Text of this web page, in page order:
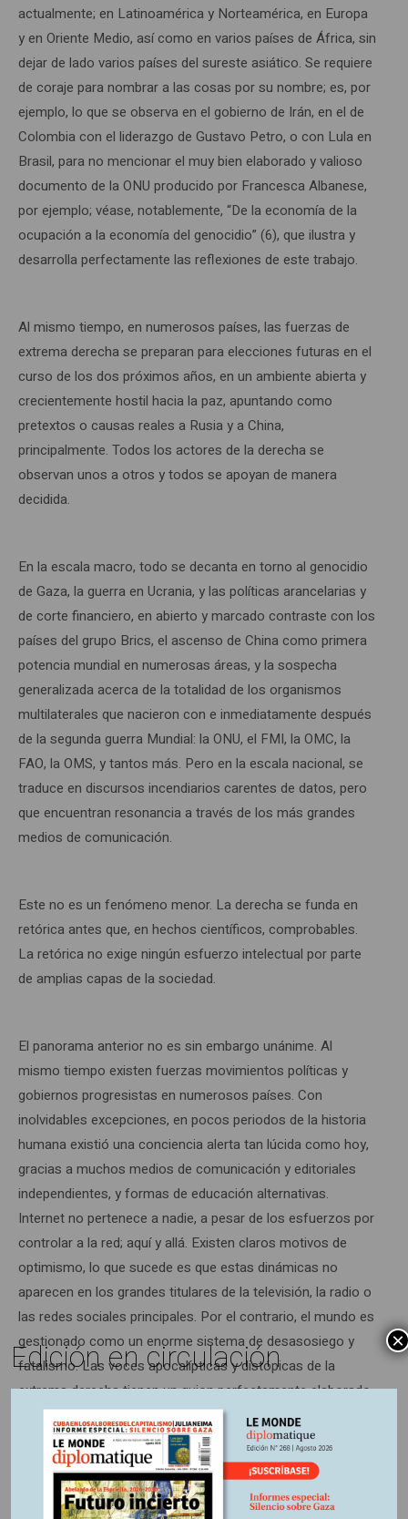
actualmente; en Latinoamérica y Norteamérica, en Europa
y en Oriente Medio, así como en varios países de África, sin
dejar de lado varios países del sureste asiático. Se requiere
de coraje para nombrar a las cosas por su nombre; es, por
ejemplo, lo que se observa en el gobierno de Irán, en el de
Colombia con el liderazgo de Gustavo Petro, o con Lula en
Brasil, para no mencionar el muy bien elaborado y valioso
documento de la ONU producido por Francesca Albanese,
por ejemplo; véase, notablemente, “De la economía de la
ocupación a la economía del genocidio” (6), que ilustra y
desarrolla perfectamente las reflexiones de este trabajo.
Al mismo tiempo, en numerosos países, las fuerzas de
extrema derecha se preparan para elecciones futuras en el
curso de los dos próximos años, en un ambiente abierta y
crecientemente hostil hacia la paz, apuntando como
pretextos o causas reales a Rusia y a China,
principalmente. Todos los actores de la derecha se
observan unos a otros y todos se apoyan de manera
decidida.
En la escala macro, todo se decanta en torno al genocidio
de Gaza, la guerra en Ucrania, y las políticas arancelarias y
de corte financiero, en abierto y marcado contraste con los
países del grupo Brics, el ascenso de China como primera
potencia mundial en numerosas áreas, y la sospecha
generalizada acerca de la totalidad de los organismos
multilaterales que nacieron con e inmediatamente después
de la segunda guerra Mundial: la ONU, el FMI, la OMC, la
FAO, la OMS, y tantos más. Pero en la escala nacional, se
traduce en discursos incendiarios carentes de datos, pero
que encuentran resonancia a través de los más grandes
medios de comunicación.
Este no es un fenómeno menor. La derecha se funda en
retórica antes que, en hechos científicos, comprobables.
La retórica no exige ningún esfuerzo intelectual por parte
de amplias capas de la sociedad.
El panorama anterior no es sin embargo unánime. Al
mismo tiempo existen fuerzas movimientos políticas y
gobiernos progresistas en numerosos países. Con
inolvidables excepciones, en pocos periodos de la historia
humana existió una conciencia alerta tan lúcida como hoy,
gracias a muchos medios de comunicación y editoriales
independientes, y formas de educación alternativas.
Internet no pertenece a nadie, a pesar de los esfuerzos por
controlar a la red; aquí y allá. Existen claros motivos de
optimismo, lo que sucede es que estas dinámicas no
aparecen en los grandes titulares de la televisión, la radio o
las redes sociales principales. Por el contrario, el mundo es
gestionado como un enorme sistema de desasosiego y
fatalismo. Las voces apocalípticas y distópicas de la
extrema derecha tienen un guion perfectamente elaborado
y monolítico (7).
El ascenso y crecimiento de los Brics es un hecho
evidente. El ascenso de la China es inocultable, incluso en
Edición en circulación ×